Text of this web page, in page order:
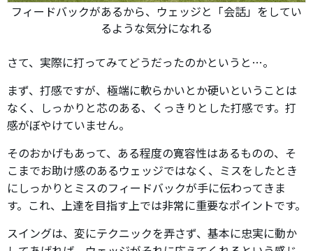
フィードバックがあるから、ウェッジと「会話」をしてい
るような気分になれる
さて、実際に打ってみてどうだったのかというと…。
まず、打感ですが、極端に軟らかいとか硬いということは
なく、しっかりと芯のある、くっきりとした打感です。打
感がぼやけていません。
そのおかげもあって、ある程度の寛容性はあるものの、そ
こまでお助け感のあるウェッジではなく、ミスをしたとき
にしっかりとミスのフィードバックが手に伝わってきま
す。これ、上達を目指す上では非常に重要なポイントです。
スイングは、変にテクニックを弄さず、基本に忠実に動か